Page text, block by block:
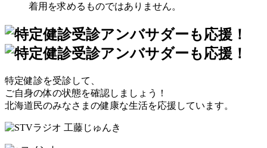
着用を求めるものではありません。
特定健診を受診して、
ご自身の体の状態を確認しましょう！
北海道民のみなさまの健康な生活を応援しています。